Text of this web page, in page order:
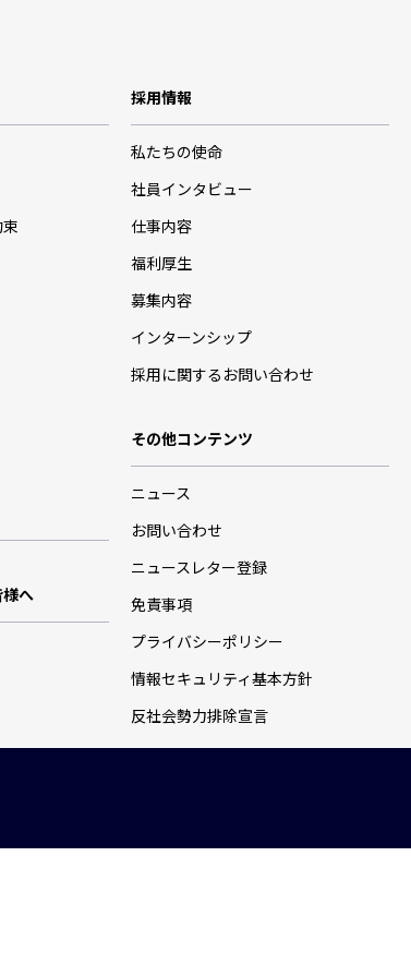
へ
採用情報
私たちの使命
社員インタビュー
仕事内容
福利厚生
募集内容
インターンシップ
採用に関するお問い合わせ
その他コンテンツ
ニュース
お問い合わせ
ニュースレター登録
免責事項
プライバシーポリシー
情報セキュリティ基本方針
反社会勢力排除宣言